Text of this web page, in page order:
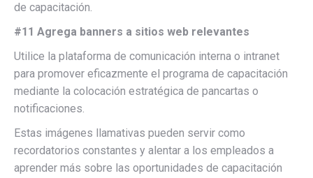
de capacitación.
#11 Agrega banners a sitios web relevantes
Utilice la plataforma de comunicación interna o intranet
para promover eficazmente el programa de capacitación
mediante la colocación estratégica de pancartas o
notificaciones.
Estas imágenes llamativas pueden servir como
recordatorios constantes y alentar a los empleados a
aprender más sobre las oportunidades de capacitación